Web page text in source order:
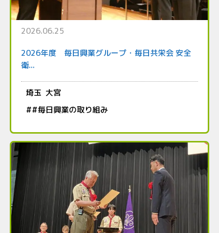
2026.06.25
2026年度 毎日興業グループ・毎日共栄会 安全
衛...
埼玉 大宮
##毎日興業の取り組み